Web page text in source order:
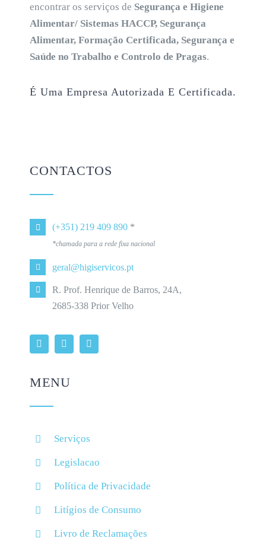
encontrar os serviços de Segurança e Higiene
Alimentar/ Sistemas HACCP, Segurança
Alimentar, Formação Certificada, Segurança e
Saúde no Trabalho e Controlo de Pragas.
É Uma Empresa Autorizada E Certificada.
CONTACTOS
(+351) 219 409 890 *
*chamada para a rede fixa nacional
geral@higiservicos.pt
R. Prof. Henrique de Barros, 24A,
2685-338 Prior Velho
MENU
Serviços
Legislacao
Política de Privacidade
Litígios de Consumo
Livro de Reclamações